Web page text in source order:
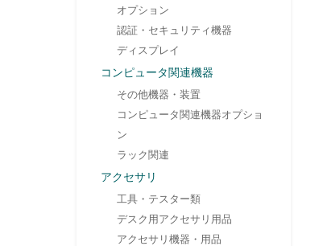
オプション
認証・セキュリティ機器
ディスプレイ
コンピュータ関連機器
その他機器・装置
コンピュータ関連機器オプショ
ン
ラック関連
アクセサリ
工具・テスター類
デスク用アクセサリ用品
アクセサリ機器・用品